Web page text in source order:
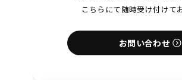
こちらにて随時受け付けて
お問い合わせ